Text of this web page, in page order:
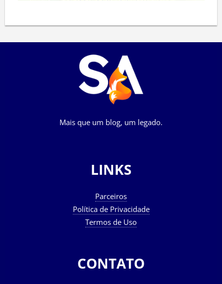
Mais que um blog, um legado.
LINKS
Parceiros
Política de Privacidade
Termos de Uso
CONTATO